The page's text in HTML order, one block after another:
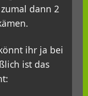
dann 2
ihr ja bei
ist das